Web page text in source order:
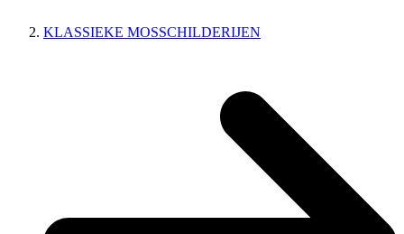
KLASSIEKE MOSSCHILDERIJEN